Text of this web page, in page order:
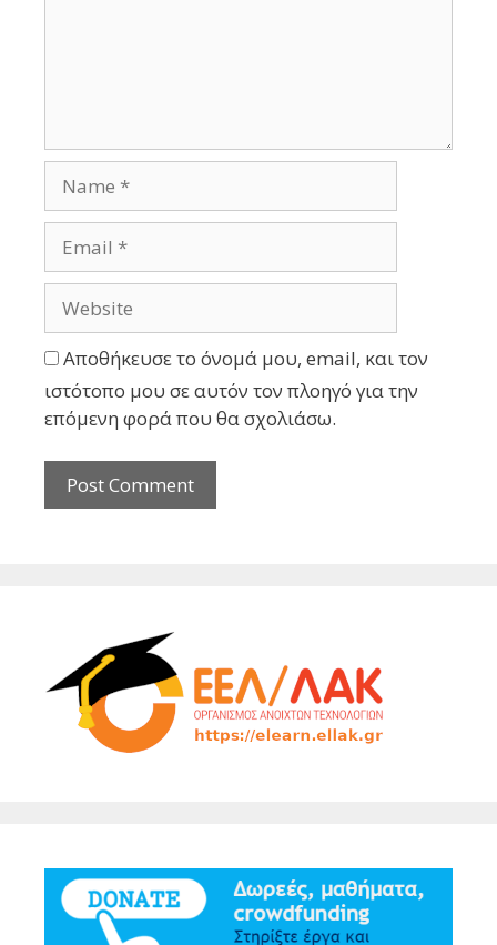
Αποθήκευσε το όνομά μου, email, και τον
ιστότοπο μου σε αυτόν τον πλοηγό για την
επόμενη φορά που θα σχολιάσω.